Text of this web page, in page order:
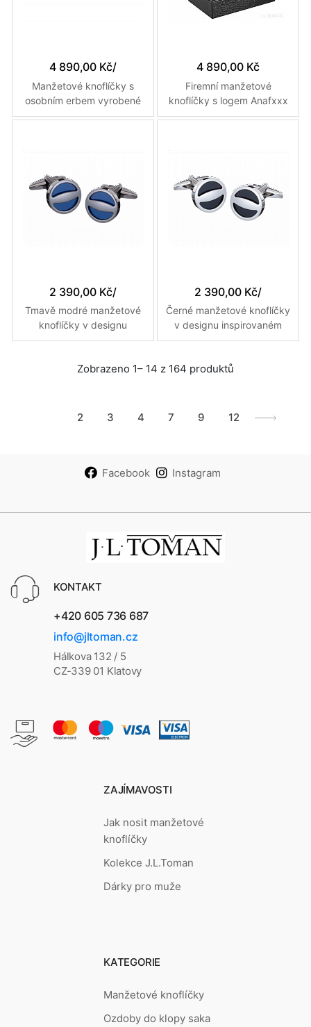
4 890,00 Kč/
Manžetové knoflíčky s
osobním erbem vyrobené
na zakázku
4 890,00 Kč
Firemní manžetové
knoflíčky s logem Anafxxx
vyrobené na zakázku
2 390,00 Kč/
Tmavě modré manžetové
knoflíčky v designu
inspirovaném zátkou
2 390,00 Kč/
Černé manžetové knoflíčky
v designu inspirovaném
zátkou šampaňského
Zobrazeno 1– 14 z 164 produktů
2 3 4 7 9 12
Facebook Instagram
KONTAKT
+420 605 736 687
info@jltoman.cz
Hálkova 132 / 5
CZ-339 01 Klatovy
ZAJÍMAVOSTI
Jak nosit manžetové
knoflíčky
Kolekce J.L.Toman
Dárky pro muže
KATEGORIE
Manžetové knoflíčky
Ozdoby do klopy saka